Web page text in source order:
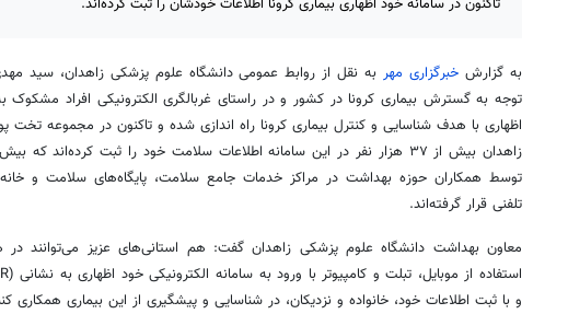
به گزارش خبرگزاری مهر به نقل از روابط عمومی دانشگاه علوم پزشکی زاهدان، سید
توجه به گسترش بیماری کرونا در کشور و در راستای غربالگری الکترونیکی افراد مشکوک
اظهاری با هدف شناسایی و کنترل بیماری کرونا راه اندازی شده و تاکنون در مجموعه
توسط همکاران حوزه بهداشت در مراکز خدمات جامع سلامت، پایگاه‌های سلامت و
تلفنی قرار گرفته‌اند.
معاون بهداشت دانشگاه علوم پزشکی زاهدان گفت: هم استانی‌های عزیز می‌توانند در
و با ثبت اطلاعات خود، خانواده و نزدیکان، در شناسایی و پیشگیری از این بیماری همکاری